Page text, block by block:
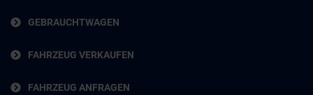
GEBRAUCHTWAGEN
FAHRZEUG VERKAUFEN
FAHRZEUG ANFRAGEN